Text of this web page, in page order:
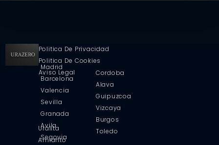
Politica De Privacidad
Politica De Cookies
Aviso Legal
Madrid
Barcelona
Valencia
Sevilla
Granada
Avila
Segovia
Cordoba
Alava
Guipuzcoa
Vizcaya
Burgos
Toledo
Uralita
Amianto